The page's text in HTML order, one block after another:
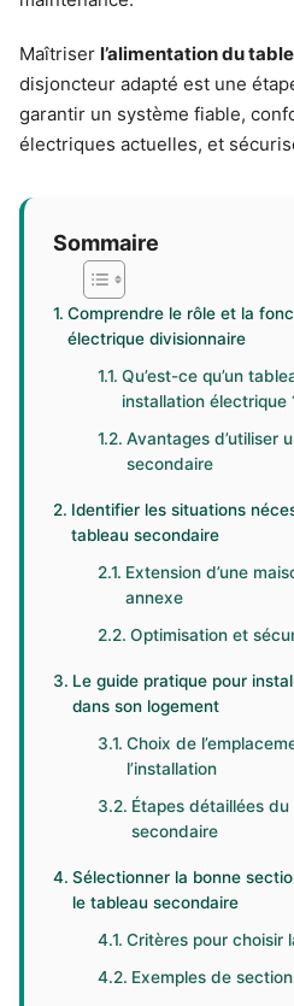
Maîtriser l’alimentation du
disjoncteur adapté est une
garantir un système fiable,
électriques actuelles, et
Sommaire
Comprendre le rôle et la
électrique divisionnaire
Qu’est-ce qu’un
installation électrique
Avantages d’utiliser
secondaire
Identifier les situations
tableau secondaire
Extension d’une
annexe
Optimisation et
Le guide pratique pour
dans son logement
Choix de
l’installation
Étapes détaillées
secondaire
Sélectionner la bonne
le tableau secondaire
Critères pour choisir
Exemples de